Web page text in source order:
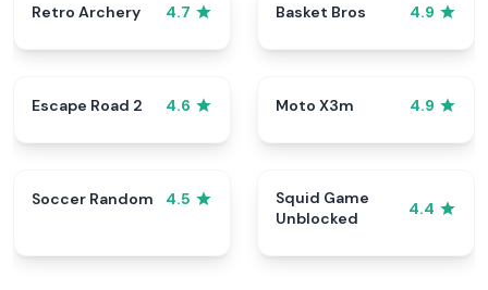
Retro Archery 4.7 Basket Bros 4.9
Escape Road 2 4.6 Moto X3m 4.9
Soccer Random 4.5
Squid Game
Unblocked
4.4